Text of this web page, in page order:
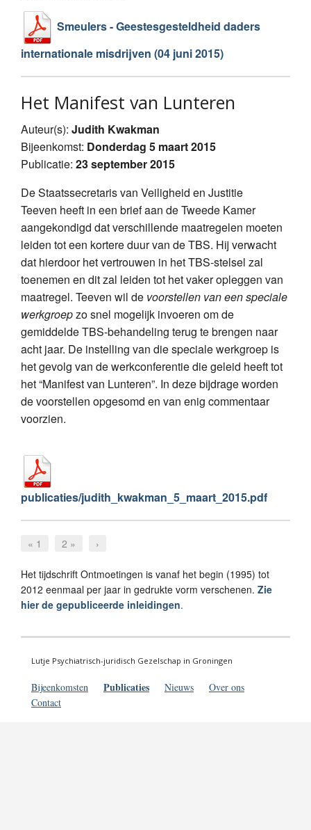
Smeulers - Geestesgesteldheid daders
internationale misdrijven (04 juni 2015)
Het Manifest van Lunteren
Auteur(s): Judith Kwakman
Bijeenkomst: Donderdag 5 maart 2015
Publicatie: 23 september 2015
De Staatssecretaris van Veiligheid en Justitie
Teeven heeft in een brief aan de Tweede Kamer
aangekondigd dat verschillende maatregelen moeten
leiden tot een kortere duur van de TBS. Hij verwacht
dat hierdoor het vertrouwen in het TBS-stelsel zal
toenemen en dit zal leiden tot het vaker opleggen van
maatregel. Teeven wil de voorstellen van een speciale
werkgroepzo snel mogelijk invoeren om de
gemiddelde TBS-behandeling terug te brengen naar
acht jaar. De instelling van die speciale werkgroep is
het gevolg van de werkconferentie die geleid heeft tot
het “Manifest van Lunteren”. In deze bijdrage worden
de voorstellen opgesomd en van enig commentaar
voorzien.
publicaties/judith_kwakman_5_maart_2015.pdf
« 1 2 » ›
Het tijdschrift Ontmoetingen is vanaf het begin (1995) tot
2012 eenmaal per jaar in gedrukte vorm verschenen. Zie
hier de gepubliceerde inleidingen.
Lutje Psychiatrisch-juridisch Gezelschap in Groningen
Bijeenkomsten Publicaties Nieuws
Over ons
Contact